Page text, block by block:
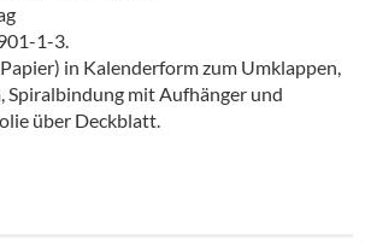
1-3.
in Kalenderform zum Umklappen,
Spiralbindung mit Aufhänger und
über Deckblatt.